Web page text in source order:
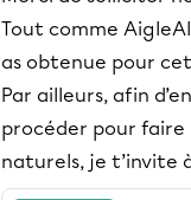
Tout comme
as obtenue pour
Par ailleurs, afin
procéder pour faire
naturels, je t’invite